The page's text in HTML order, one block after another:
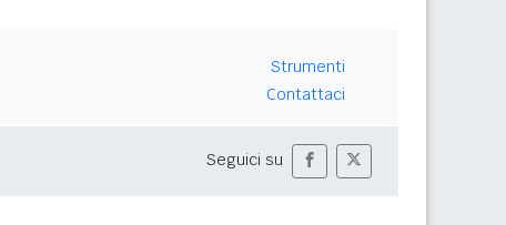
Strumenti
Contattaci
Seguici su